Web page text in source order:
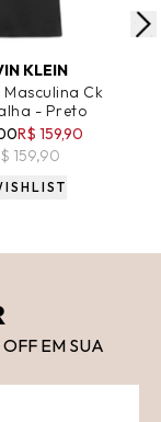
AO CARRINHO
KLEIN
Ck
- Preto
R$ 159,90
159,90
OFF EM SUA